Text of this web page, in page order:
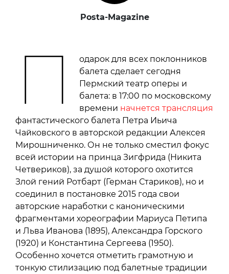
Posta-Magazine
П
одарок для всех поклонников
балета сделает сегодня
Пермский театр оперы и
балета: в 17:00 по московскому
времени начнется трансляция
фантастического балета Петра Иьича
Чайковского в авторской редакции Алексея
Мирошниченко. Он не только сместил фокус
всей истории на принца Зигфрида (Никита
Четвериков), за душой которого охотится
Злой гений Ротбарт (Герман Стариков), но и
соединил в постановке 2015 года свои
авторские наработки с каноническими
фрагментами хореографии Мариуса Петипа
и Льва Иванова (1895), Александра Горского
(1920) и Константина Сергеева (1950).
Особенно хочется отметить грамотную и
тонкую стилизацию под балетные традиции